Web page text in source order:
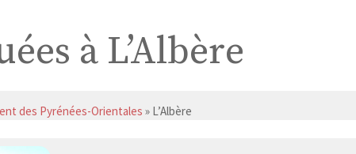
à L’Albère
des Pyrénées-Orientales » L’Albère